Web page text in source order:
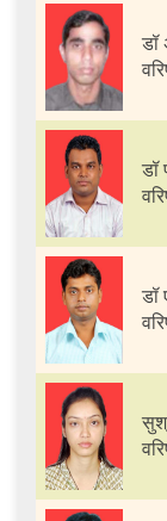
डॉ
डॉ
डॉ